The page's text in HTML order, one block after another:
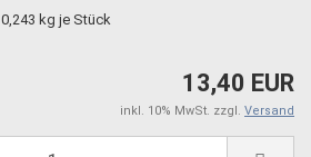
0,243 kg je Stück
13,40 EUR
inkl. 10% MwSt. zzgl. Versand